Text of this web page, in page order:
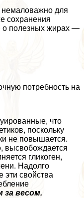
немаловажно для
сохранения
о полезных жирах —
потребность на
что
поскольку
не повышается.
высвобождается
гликоген,
Надолго
эти свойства
за весом.